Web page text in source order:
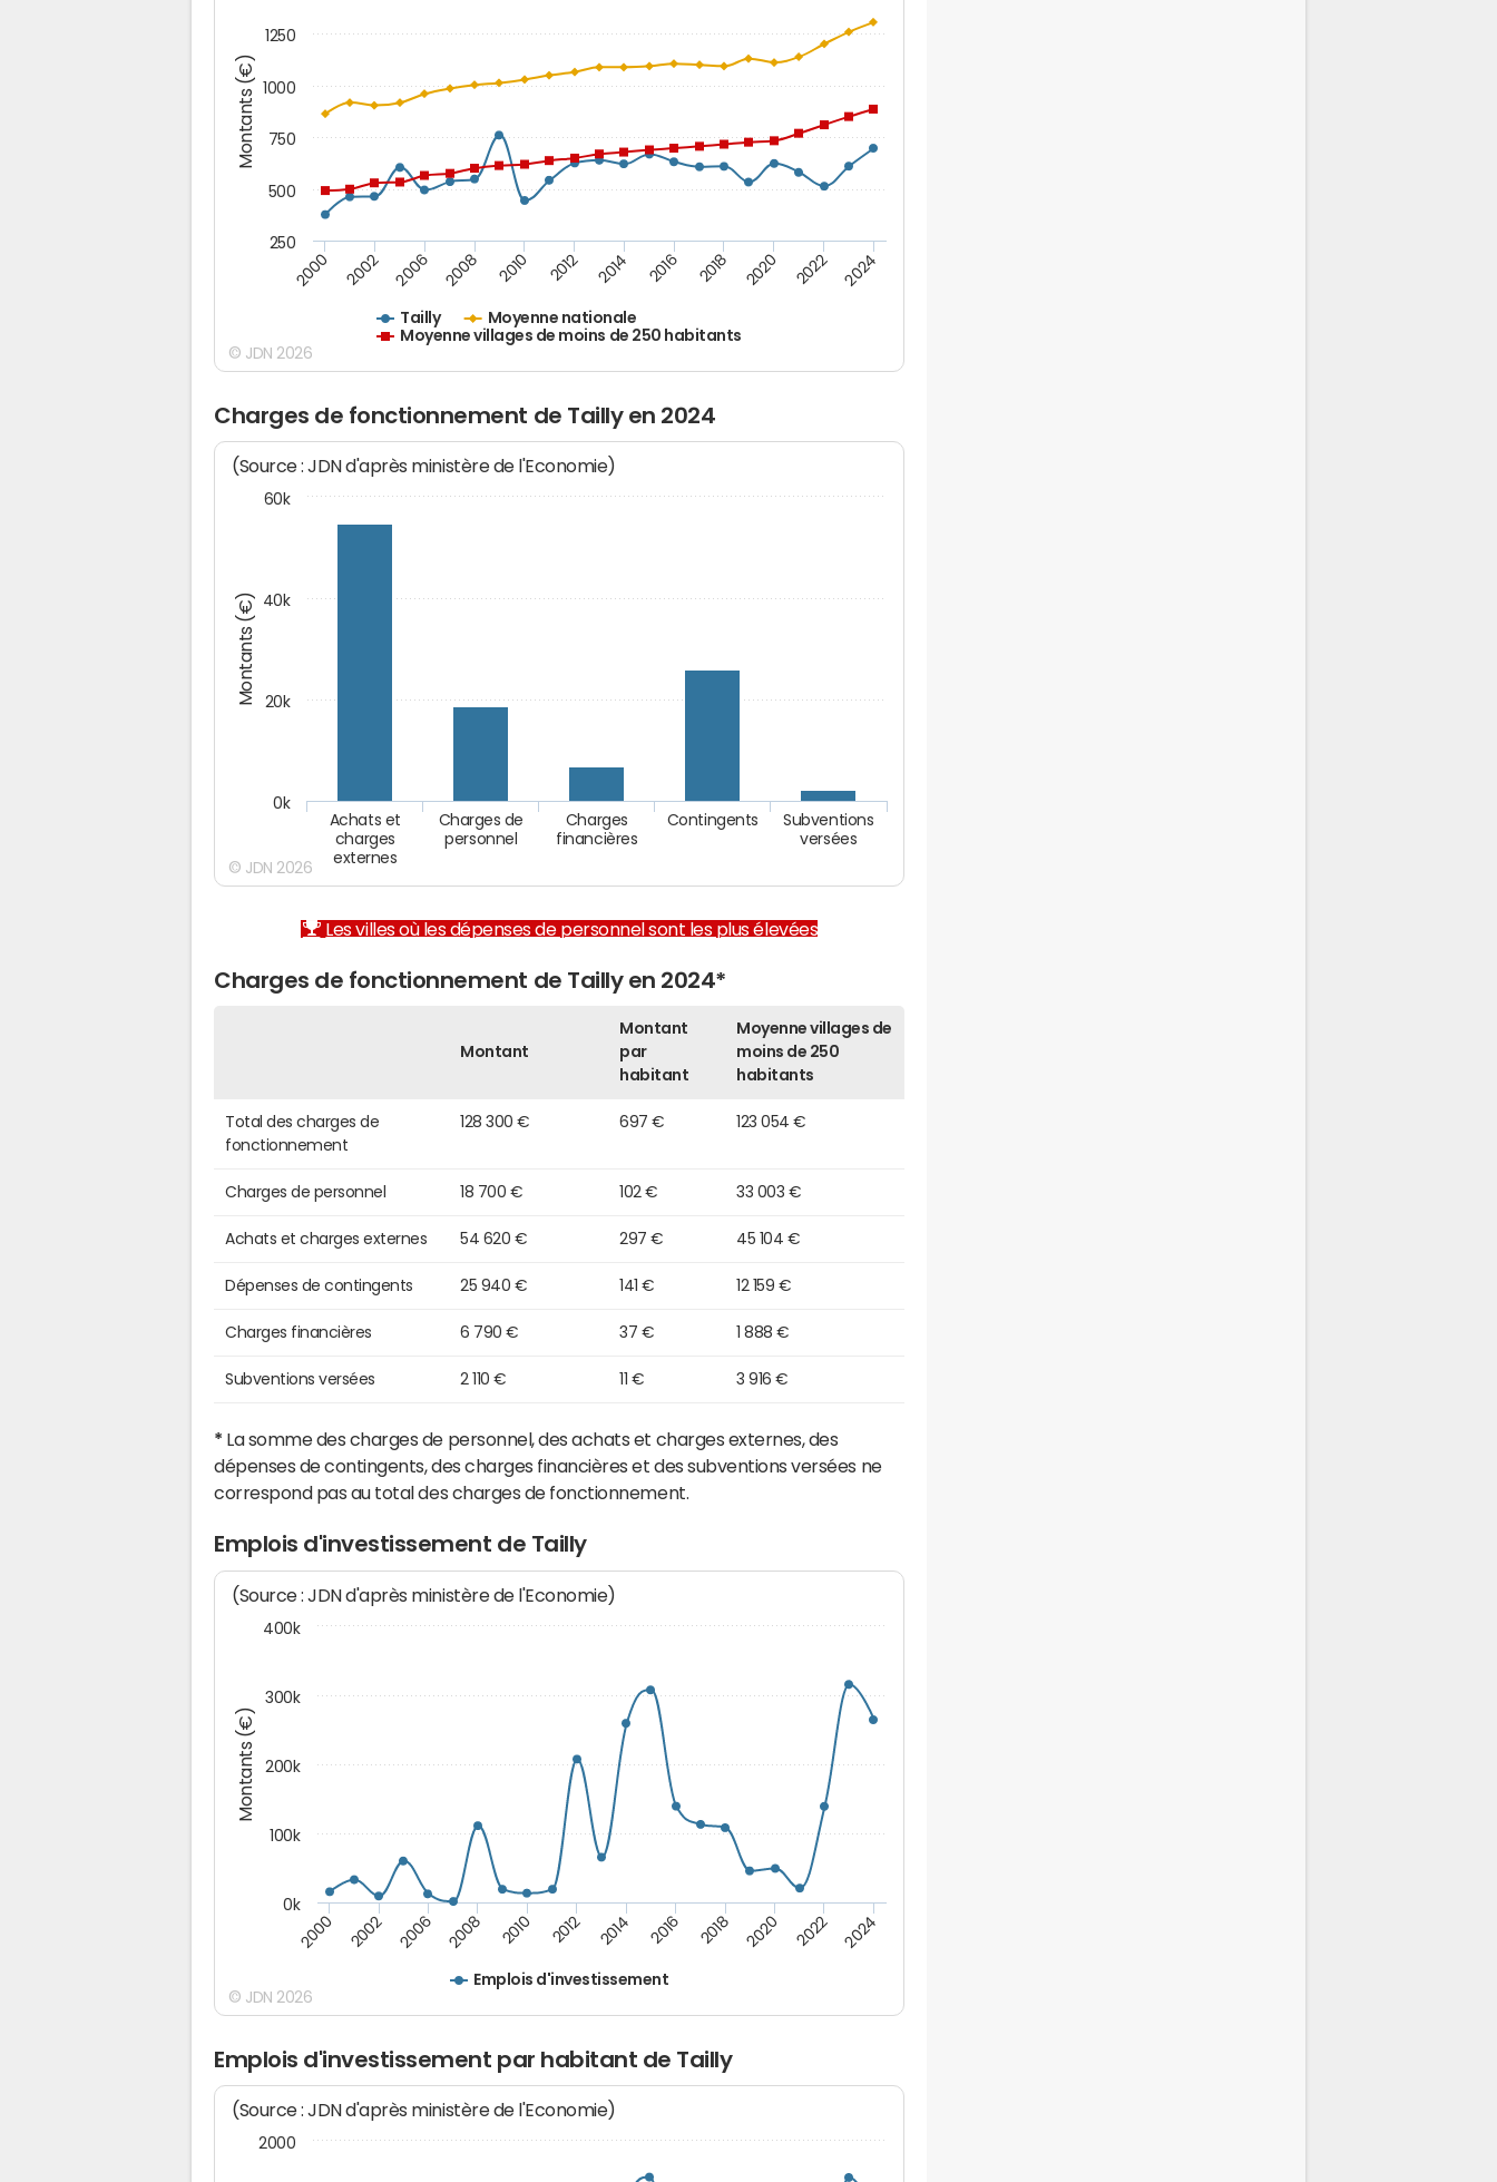
Montants (€)
Tailly
Moyenne nationale
Moyenne villages de moins de 250 habitants
2000 2002 2006 2008 2010 2012 2014 2016 2018 2020 2022 2024
250
500
750
1000
1250
© JDN 2026
Charges de fonctionnement de Tailly en 2024
Montants (€)
(Source : JDN d'après ministère de l'Economie)
Achats et
charges
externes
Charges de
personnel
Charges
financières
Contingents
Subventions
versées
0k
20k
40k
60k
© JDN 2026
Les villes où les dépenses de personnel sont les plus élevées
Charges de fonctionnement de Tailly en 2024*
Montant
Montant
par
habitant
Moyenne villages de
moins de 250
habitants
Total des charges de
fonctionnement
128 300 € 697 € 123 054 €
Charges de personnel 18 700 € 102 € 33 003 €
Achats et charges externes 54 620 € 297 € 45 104 €
Dépenses de contingents 25 940 € 141 € 12 159 €
Charges financières 6 790 € 37 € 1 888 €
Subventions versées 2 110 € 11 € 3 916 €
* La somme des charges de personnel, des achats et charges externes, des
dépenses de contingents, des charges financières et des subventions versées ne
correspond pas au total des charges de fonctionnement.
Emplois d'investissement de Tailly
Montants (€)
(Source : JDN d'après ministère de l'Economie)
Emplois d'investissement
2000 2002 2006 2008 2010 2012 2014 2016 2018 2020 2022 2024
0k
100k
200k
300k
400k
© JDN 2026
Emplois d'investissement par habitant de Tailly
(Source : JDN d'après ministère de l'Economie)
2000